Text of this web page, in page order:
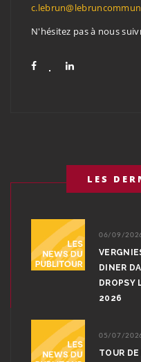
N'hésitez pas à nous
LES
06/09/
DINER
DROPSY
2026
05/07/
TOUR